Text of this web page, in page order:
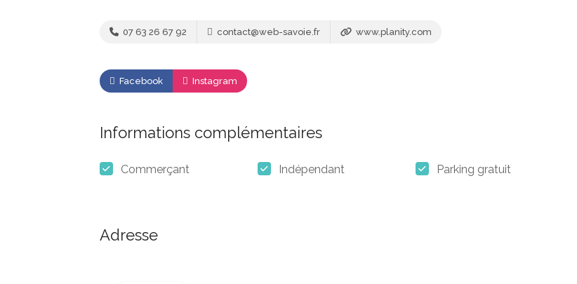
07 63 26 67 92 contact@web-savoie.fr www.planity.com
Facebook Instagram
Informations complémentaires
Commerçant Indépendant Parking gratuit
Adresse